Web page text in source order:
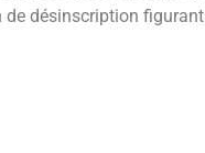
désinscription